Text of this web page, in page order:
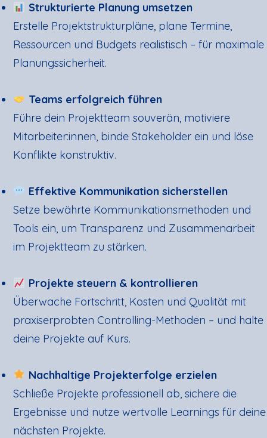
Strukturierte Planung umsetzen
Erstelle Projektstrukturpläne, plane Termine,
Ressourcen und Budgets realistisch – für maximale
Planungssicherheit.
Teams erfolgreich führen
Führe dein Projektteam souverän, motiviere
Mitarbeiter:innen, binde Stakeholder ein und löse
Konflikte konstruktiv.
Effektive Kommunikation sicherstellen
Setze bewährte Kommunikationsmethoden und
Tools ein, um Transparenz und Zusammenarbeit
im Projektteam zu stärken.
Projekte steuern & kontrollieren
Überwache Fortschritt, Kosten und Qualität mit
praxiserprobten Controlling-Methoden – und halte
deine Projekte auf Kurs.
Nachhaltige Projekterfolge erzielen
Schließe Projekte professionell ab, sichere die
Ergebnisse und nutze wertvolle Learnings für deine
nächsten Projekte.